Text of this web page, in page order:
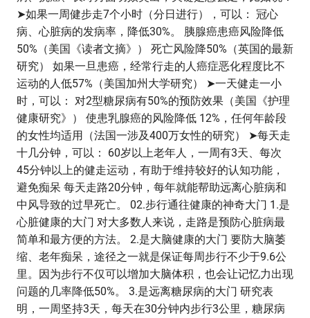
➤如果一周健步走7个小时（分日进行），可以： 冠心
病、心脏病的发病率，降低30%。 胰腺癌患癌风险降低
50%（美国《读者文摘》） 死亡风险降50%（英国的最新
研究） 如果一旦患癌，经常行走的人癌症恶化程度比不
运动的人低57%（美国加州大学研究） ➤一天健走一小
时，可以： 对2型糖尿病有50%的预防效果（美国《护理
健康研究》） 使患乳腺癌的风险降低 12%，任何年龄段
的女性均适用（法国一涉及400万女性的研究） ➤每天走
十几分钟，可以： 60岁以上老年人，一周有3天、每次
45分钟以上的健走运动，有助于维持较好的认知功能，
避免痴呆 每天走路20分钟，每年就能帮助远离心脏病和
中风导致的过早死亡。 02.步行通往健康的神奇大门 1.是
心脏健康的大门 对大多数人来说，走路是预防心脏病最
简单和最方便的方法。 2.是大脑健康的大门 要防大脑萎
缩、老年痴呆，途径之一就是保证每周步行不少于9.6公
里。因为步行不仅可以增加大脑体积，也会让记忆力出现
问题的几率降低50%。 3.是远离糖尿病的大门 研究表
明，一周坚持3天，每天在30分钟内步行3公里，糖尿病